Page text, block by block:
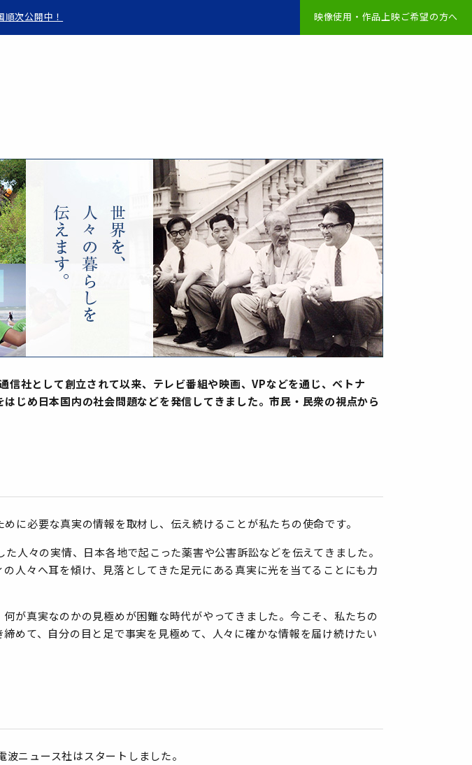
次公開中！ 映像使用・作品上映ご希望の方へ
信社として創立されて以来、テレビ番組や映画、VPなどを通じ、ベトナ
じめ日本国内の社会問題などを発信してきました。市民・民衆の視点から
に必要な真実の情報を取材し、伝え続けることが私たちの使命です。
人々の実情、日本各地で起こった薬害や公害訴訟などを伝えてきました。
人々へ耳を傾け、見落としてきた足元にある真実に光を当てることにも力
が真実なのかの見極めが困難な時代がやってきました。今こそ、私たちの
締めて、自分の目と足で事実を見極めて、人々に確かな情報を届け続けたい
ニュース社はスタートしました。